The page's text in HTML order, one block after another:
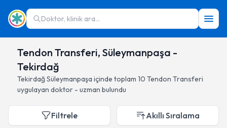
Doktor, klinik ara...
Tendon Transferi, Süleymanpaşa -
Tekirdağ
TekirdağSüleymanpaşa içinde toplam 10 Tendon Transferi
uygulayan doktor - uzman bulundu
Filtrele Akıllı Sıralama